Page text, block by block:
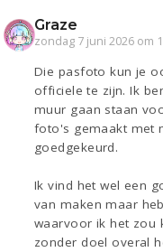
Graze
zondag 7 juni 2026 om
Die pasfoto kun je
officiele te zijn. Ik
muur gaan staan
foto's gemaakt met
goedgekeurd.
Ik vind het wel een
van maken maar
waarvoor ik het zou
zonder doel overal